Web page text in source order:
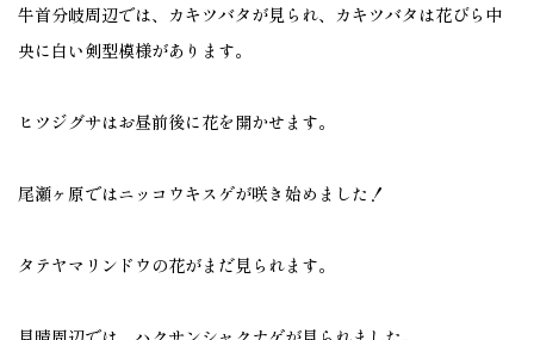
牛首分岐周辺では、カキツバタが見られ、カキツバタは花びら中
央に白い剣型模様があります。
ヒツジグサはお昼前後に花を開かせます。
尾瀬ヶ原ではニッコウキスゲが咲き始めました！
タテヤマリンドウの花がまだ見られます。